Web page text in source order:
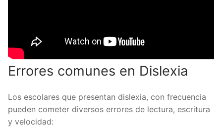
Errores comunes en Dislexia
Los escolares que presentan dislexia, con frecuencia
pueden cometer diversos errores de lectura, escritura
y velocidad: